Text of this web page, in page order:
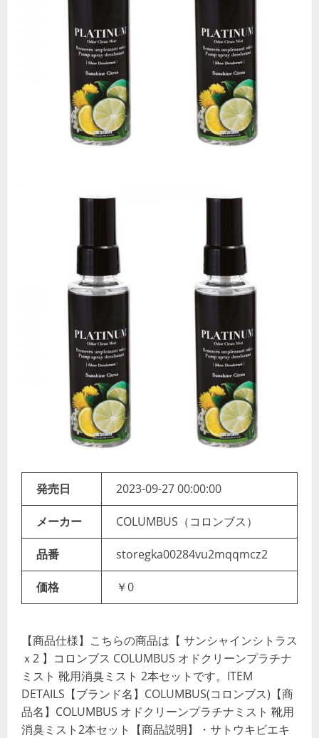
発売日 2023-09-27 00:00:00
メーカー COLUMBUS（コロンブス）
品番 storegka00284vu2mqqmcz2
価格 ￥0
【商品仕様】こちらの商品は【 サンシャインシトラス
ｘ2 】コロンブス COLUMBUS オドクリーンプラチナ
ミスト 靴用消臭ミスト 2本セットです。ITEM
DETAILS【ブランド名】COLUMBUS(コロンブス)【商
品名】COLUMBUS オドクリーンプラチナミスト 靴用
消臭ミスト2本セット【商品説明】・サトウキビエキ